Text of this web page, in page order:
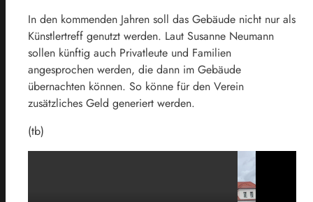
In den kommenden Jahren soll das Gebäude nicht nur als
Künstlertreff genutzt werden. Laut Susanne Neumann
sollen künftig auch Privatleute und Familien
angesprochen werden, die dann im Gebäude
übernachten können. So könne für den Verein
zusätzliches Geld generiert werden.
(tb)